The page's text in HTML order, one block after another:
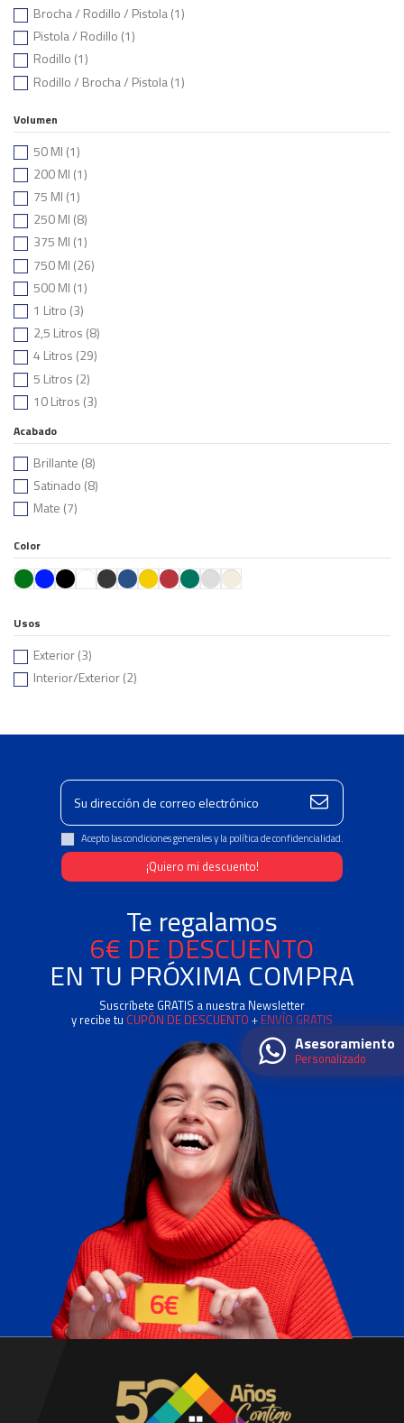
Brocha / Rodillo / Pistola(1)
Pistola / Rodillo (1)
Rodillo (1)
Rodillo / Brocha / Pistola(1)
Volumen
50 Ml (1)
200 Ml (1)
75 Ml (1)
250 Ml (8)
375 Ml (1)
750 Ml (26)
500 Ml (1)
1 Litro (3)
2,5 Litros (8)
4 Litros (29)
5 Litros (2)
10 Litros (3)
12 Litros
14 Litros(11)
15 Litros(2)
25 Litros (1)
1 Palet (33 Uds. De 14 Litros)
Acabado
Brillante (8)
Satinado (8)
Mate (7)
Color
Usos
Exterior(3)
Interior/Exterior(2)
Acepto las condiciones generales y la política de confidencialidad.
Te regalamos
6€ DE DESCUENTO
EN TU PRÓXIMA COMPRA
Suscríbete GRATIS a nuestra Newsletter
y recibe tu CUPÓN DE DESCUENTO + ENVÍO GRATIS
Asesoramiento
Personalizado